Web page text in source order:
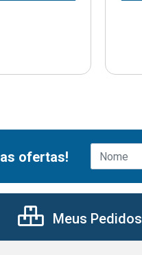
ofertas!
Meus Pedidos